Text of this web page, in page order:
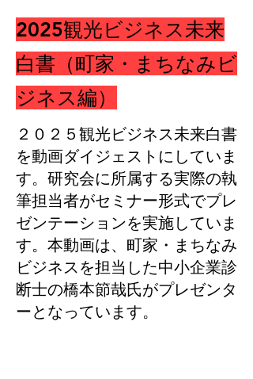
​2025観光ビジネス未来
白書（町家・まちなみビ
ジネス編）
２０２５観光ビジネス未来白書
を動画ダイジェストにしていま
す。研究会に所属する実際の執
筆担当者がセミナー形式でプレ
ゼンテーションを実施していま
す。本動画は、町家・まちなみ
ビジネスを担当した中小企業診
断士の橋本節哉氏がプレゼンタ
ーとなっています。